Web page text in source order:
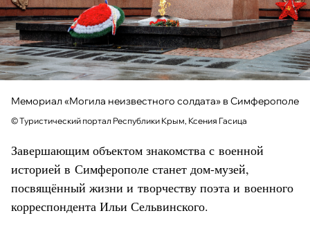
Мемориал «Могила неизвестного солдата» в Симферополе
© Туристический портал Республики Крым, Ксения Гасица
Завершающим объектом знакомства с военной
историей в Симферополе станет дом-музей,
посвящённый жизни и творчеству поэта и военного
корреспондента Ильи Сельвинского.